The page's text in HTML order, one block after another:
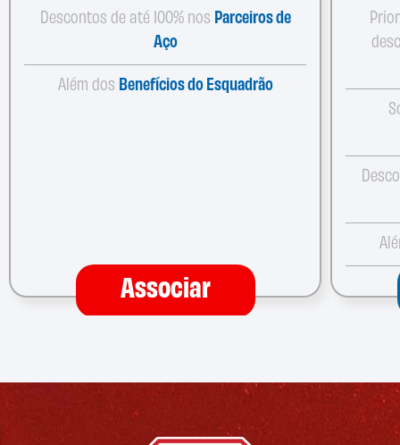
Descontos de até 100% nos Parceiros de
Aço
Além dos Benefícios do Esquadrão
Associar